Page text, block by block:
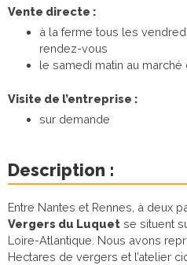
Vente directe :
à la ferme tous les
rendez-vous
le samedi matin au
Visite de l’entreprise :
sur demande
Description :
Entre Nantes et Rennes, à deux
Vergers du Luquetse situent
Loire-Atlantique. Nous avons
Hectares de vergers et l’atelier